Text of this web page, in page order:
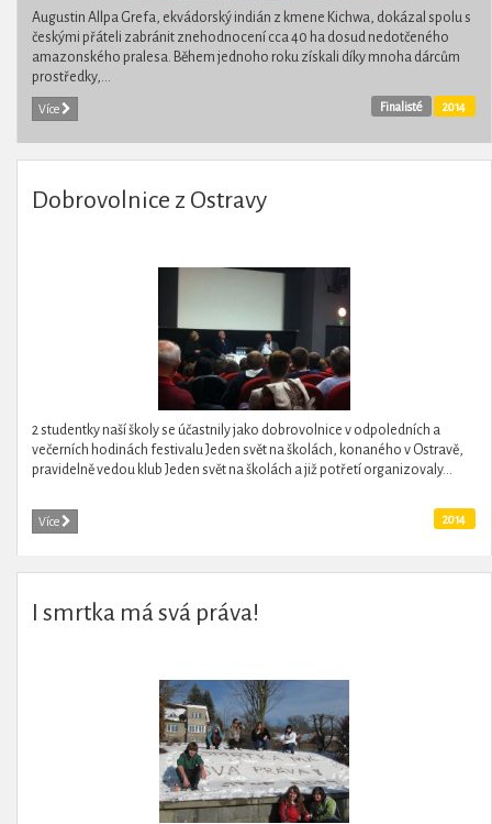
Augustin Allpa Grefa, ekvádorský indián z kmene Kichwa, dokázal spolu s
českými přáteli zabránit znehodnocení cca 40 ha dosud nedotčeného
amazonského pralesa. Během jednoho roku získali díky mnoha dárcům
prostředky,...
Více 2014
Finalisté
Dobrovolnice z Ostravy
2 studentky naší školy se účastnily jako dobrovolnice v odpoledních a
večerních hodinách festivalu Jeden svět na školách, konaného v Ostravě,
pravidelně vedou klub Jeden svět na školách a již potřetí organizovaly...
Více 2014
I smrtka má svá práva!